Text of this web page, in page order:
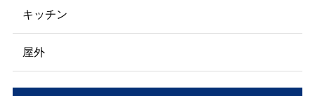
キッチン
屋外